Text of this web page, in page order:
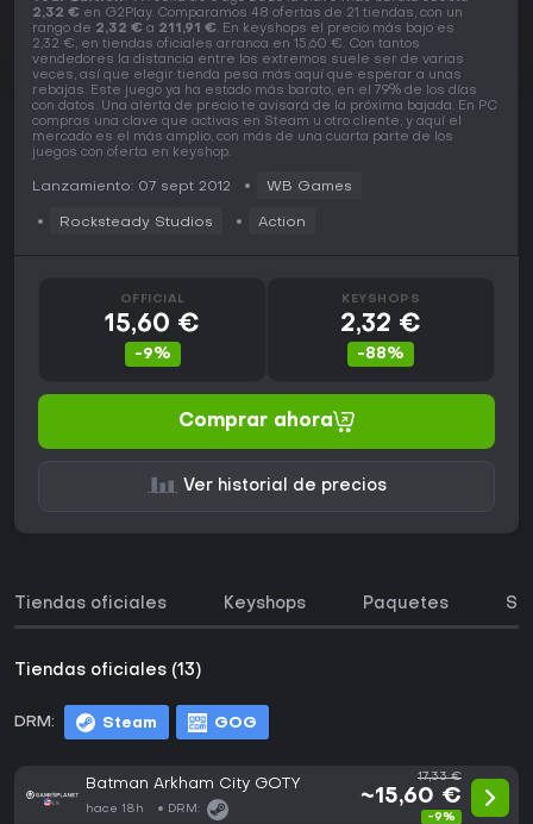
2,32 € en G2Play. Comparamos 48 ofertas de 21 tiendas, con un
rango de 2,32 € a 211,91 €. En keyshops el precio más bajo es
2,32 €, en tiendas oficiales arranca en 15,60 €. Con tantos
vendedores la distancia entre los extremos suele ser de varias
veces, así que elegir tienda pesa más aquí que esperar a unas
rebajas. Este juego ya ha estado más barato, en el 79% de los días
con datos. Una alerta de precio te avisará de la próxima bajada. En PC
compras una clave que activas en Steam u otro cliente, y aquí el
mercado es el más amplio, con más de una cuarta parte de los
juegos con oferta en keyshop.
Lanzamiento: 07 sept 2012 WB Games
Rocksteady Studios Action
OFFICIAL
15,60 €
-9%
KEYSHOPS
2,32 €
-88%
Comprar ahora
Ver historial de precios
Tiendas oficiales Keyshops Paquetes
Tiendas oficiales (13)
DRM: Steam GOG
Batman Arkham City GOTY
hace 18h DRM:
17,33 €
~15,60 €
-9%